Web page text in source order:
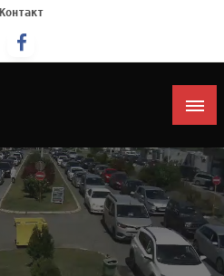
Контакт